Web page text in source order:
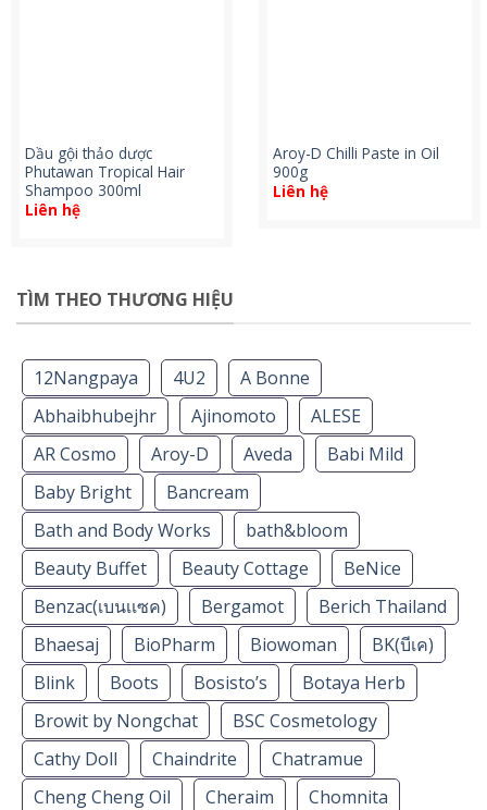
Dầu gội thảo dược
Phutawan Tropical Hair
Shampoo 300ml
Liên hệ
Aroy-D Chilli Paste in Oil
900g
Liên hệ
TÌM THEO THƯƠNG HIỆU
12Nangpaya 4U2
A Bonne
Abhaibhubejhr
Ajinomoto
ALESE
AR Cosmo
Aroy-D Aveda
Babi Mild
Baby Bright
Bancream
Bath and Body Works
bath&bloom
Beauty Buffet
Beauty Cottage
BeNice
Benzac(เบนเเซค)
Bergamot
Berich Thailand
Bhaesaj
BioPharm Biowoman
BK(บีเค)
Blink
Boots Bosisto’s
Botaya Herb
Browit by Nongchat
BSC Cosmetology
Cathy Doll
Chaindrite
Chatramue
Cheng Cheng Oil
Cheraim Chomnita